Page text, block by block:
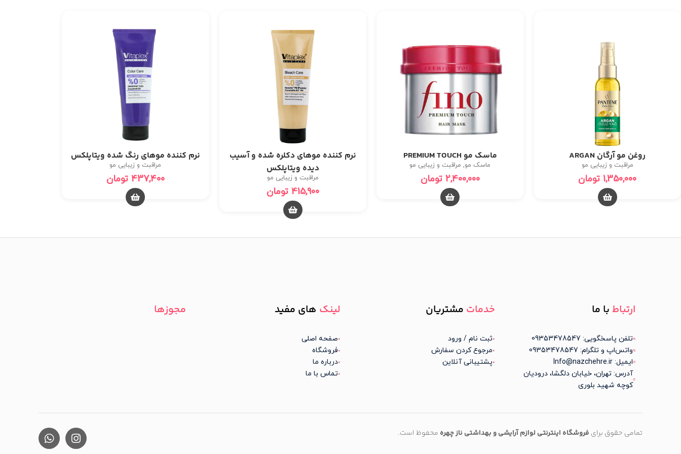
روغن مو آرگان ARGAN
مراقبت و زیبایی مو
1,350,000 تومان
ماسک مو PREMIUM TOUCH
ماسک مو, مراقبت و زیبایی مو
2,400,000 تومان
نرم کننده موهای دکلره شده و آسیب
دیده ویتاپلکس
مراقبت و زیبایی مو
415,900 تومان
نرم کننده موهای رنگ شده ویتاپلکس
مراقبت و زیبایی مو
437,400 تومان
ارتباط با ما
تلفن پاسخگویی: 09353478547
واتس‌اپ و تلگرام: 09353478547
ایمیل: Info@nazchehre.ir
آدرس: تهران، خیابان دلگشا، درودیان
کوچه شهید بلوری
خدمات مشتریان
ثبت نام / ورود
مرجوع کردن سفارش
پشتیبانی آنلاین
لینک های مفید
صفحه اصلی
فروشگاه
درباره ما
تماس با ما
مجوزها
تمامی حقوق برای فروشگاه اینترنتی لوازم آرایشی و بهداشتی ناز چهره محفوظ است.